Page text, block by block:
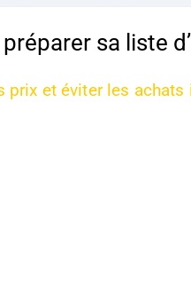
sa liste
prix et éviter les